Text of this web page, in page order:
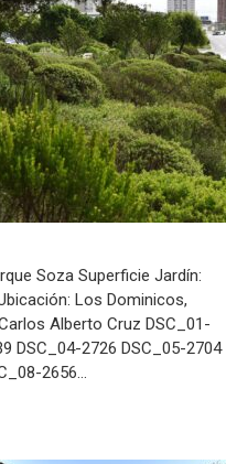
Soza Superficie Jardín:
Los Dominicos,
Alberto Cruz DSC_01-
DSC_04-2726 DSC_05-2704
2656…